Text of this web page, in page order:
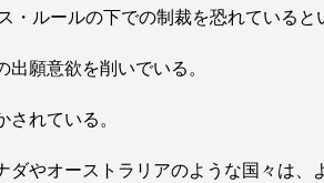
ルールの下での制裁を恐れていると
願意欲を削いでいる。
れている。
やオーストラリアのような国々は、